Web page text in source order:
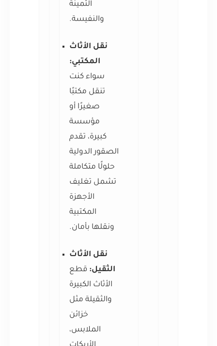
الثمينة
والنفيسة.
نقل الأثاث
المكتبي:
سواء كنت
تنقل مكتبًا
صغيرًا أو
مؤسسة
كبيرة، تقدم
الصقور الدولية
حلولًا متكاملة
تشمل تغليف
الأجهزة
المكتبية
ونقلها بأمان.
نقل الأثاث
الثقيل: قطع
الأثاث الكبيرة
والثقيلة مثل
خزائن
الملابس،